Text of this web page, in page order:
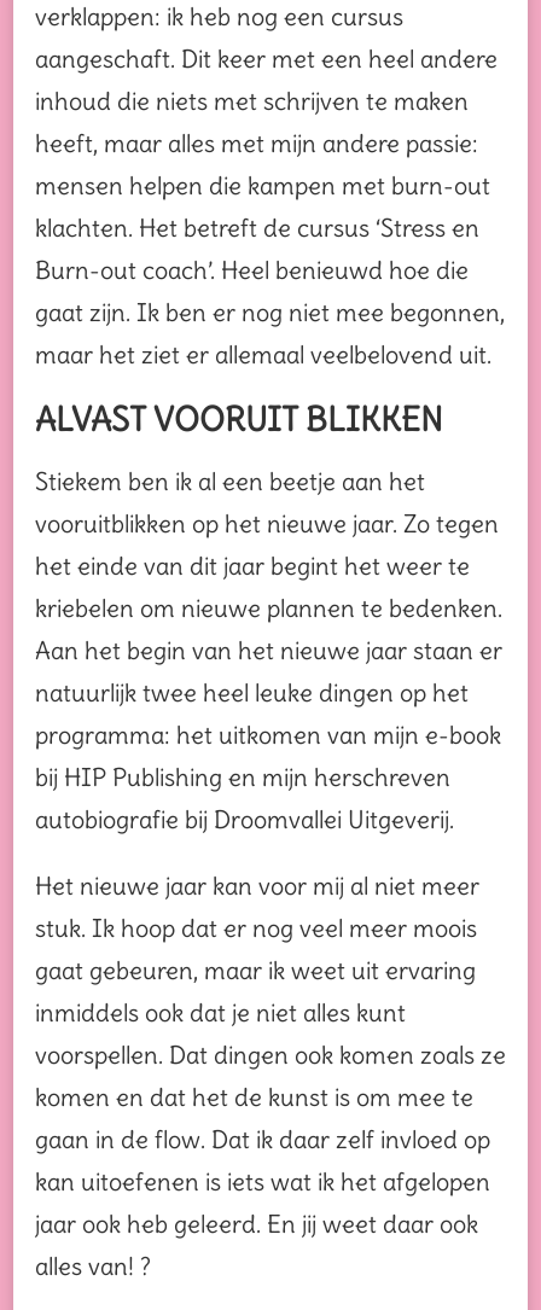
verklappen: ik heb nog een cursus
aangeschaft. Dit keer met een heel andere
inhoud die niets met schrijven te maken
heeft, maar alles met mijn andere passie:
mensen helpen die kampen met burn-out
klachten. Het betreft de cursus ‘Stress en
Burn-out coach’. Heel benieuwd hoe die
gaat zijn. Ik ben er nog niet mee begonnen,
maar het ziet er allemaal veelbelovend uit.
ALVAST VOORUIT BLIKKEN
Stiekem ben ik al een beetje aan het
vooruitblikken op het nieuwe jaar. Zo tegen
het einde van dit jaar begint het weer te
kriebelen om nieuwe plannen te bedenken.
Aan het begin van het nieuwe jaar staan er
natuurlijk twee heel leuke dingen op het
programma: het uitkomen van mijn e-book
bij HIP Publishing en mijn herschreven
autobiografie bij Droomvallei Uitgeverij.
Het nieuwe jaar kan voor mij al niet meer
stuk. Ik hoop dat er nog veel meer moois
gaat gebeuren, maar ik weet uit ervaring
inmiddels ook dat je niet alles kunt
voorspellen. Dat dingen ook komen zoals ze
komen en dat het de kunst is om mee te
gaan in de flow. Dat ik daar zelf invloed op
kan uitoefenen is iets wat ik het afgelopen
jaar ook heb geleerd. En jij weet daar ook
alles van! ?